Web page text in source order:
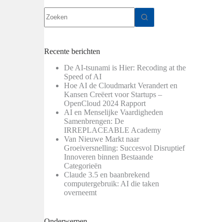
resultaten
Recente berichten
De AI-tsunami is Hier: Recoding at the
Speed of AI
Hoe AI de Cloudmarkt Verandert en
Kansen Creëert voor Startups –
OpenCloud 2024 Rapport
AI en Menselijke Vaardigheden
Samenbrengen: De
IRREPLACEABLE Academy
Van Nieuwe Markt naar
Groeiversnelling: Succesvol Disruptief
Innoveren binnen Bestaande
Categorieën
Claude 3.5 en baanbrekend
computergebruik: AI die taken
overneemt